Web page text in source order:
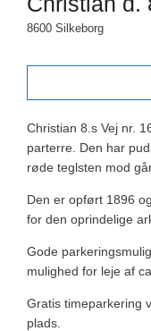
8600 Silkeborg
Christian 8.s Vej nr.
parterre. Den har
røde teglsten mod
Den er opført 1896
for den oprindelige
Gode
mulighed for leje af
Gratis timeparkering
plads.